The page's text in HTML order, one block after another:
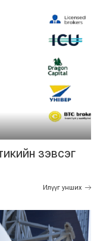
зэвсэг
Илүүг унших